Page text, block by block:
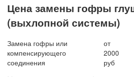
Цена замены гофры
(выхлопной системы)
Замена гофры или
компенсирующего
соединения
от
2000
руб